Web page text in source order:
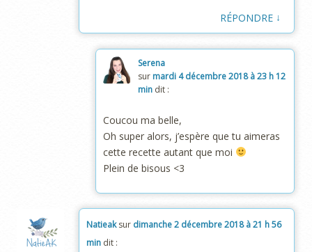
RÉPONDRE ↓
Serena
sur mardi 4 décembre 2018 à 23 h 12
min dit :
Coucou ma belle,
Oh super alors, j’espère que tu aimeras
cette recette autant que moi
Plein de bisous <3
Natieaksur dimanche 2 décembre 2018 à 21 h 56
min dit :